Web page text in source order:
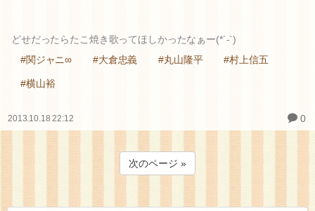
どせだったらたこ焼き歌ってほしかったなぁー(*´-`)
#関ジャニ∞
#大倉忠義 #丸山隆平 #村上信五
#横山裕
2013.10.18 22:12 0
次のページ »